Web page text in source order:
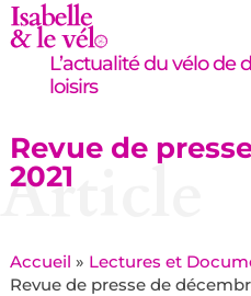
L’actualité du vélo de
loisirs
Revue de
2021
Article
Accueil » Lectures et
Revue de presse de